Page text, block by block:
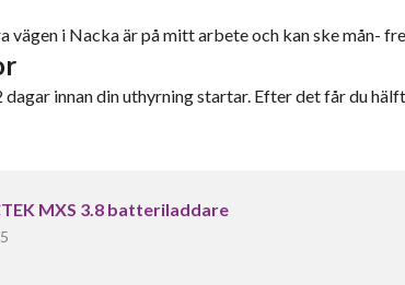
vägen i Nacka är på mitt arbete och kan ske mån-
innan din uthyrning startar. Efter det får du
MXS 3.8 batteriladdare